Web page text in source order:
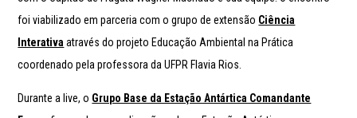
foi viabilizado em parceria com o grupo de extensão Ciência
Interativa através do projeto Educação Ambiental na Prática
coordenado pela professora da UFPR Flavia Rios.
Durante a live, o Grupo Base da Estação Antártica Comandante